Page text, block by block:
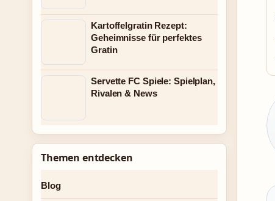
Kartoffelgratin Rezept:
Geheimnisse für perfektes
Gratin
Servette FC Spiele: Spielplan,
Rivalen & News
Themen entdecken
Blog